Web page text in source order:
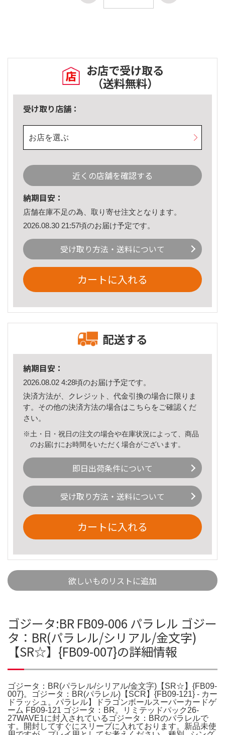
お店で受け取る
（送料無料）
受け取り店舗：
お店を選ぶ
近くの店舗を確認する
納期目安：
店舗在庫不足の為、取り寄せ注文となります。
2026.08.30 21:57頃のお届け予定です。
受け取り方法・送料について
カートに入れる
配送する
納期目安：
2026.08.02 4:28頃のお届け予定です。
決済方法が、クレジット、代金引換の場合に限りま
す。その他の決済方法の場合はこちら をご確認くだ
さい。
※土・日・祝日の注文の場合や在庫状況によって、商品
のお届けにお時間をいただく場合がございます。
即日出荷条件について
受け取り方法・送料について
カートに入れる
欲しいものリストに追加
ゴジータ:BR FB09-006 パラレル ゴジー
タ：BR(パラレル/シリアル/金文字)
【SR☆】{FB09-007}の詳細情報
ゴジータ：BR(パラレル/シリアル/金文字)【SR☆】{FB09-
007}。ゴジータ：BR(パラレル)【SCR】{FB09-121} - カー
ドラッシュ。パラレル】ドラゴンボールスーパーカードゲ
ーム FB09-121 ゴジータ：BR。リミテッドパック26-
27WAVE1に封入されているゴジータ：BRのパラレルで
す。開封してすぐにスリーブに入れております。新品未使